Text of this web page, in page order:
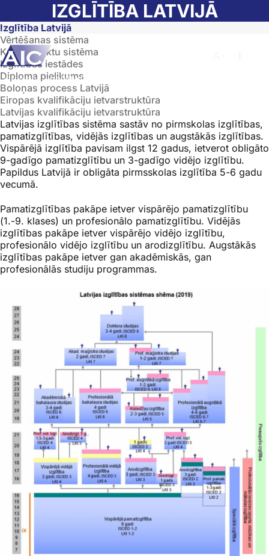
Skip to main content
Sākumlapa ➝ Izglītība Latvijā
IZGLĪTĪBA LATVIJĀ
Izglītība Latvijā
Vērtēšanas sistēma
Kredītpunktu sistēma
Izglītības iestādes
Diploma pielikums
Boloņas process Latvijā
Eiropas kvalifikāciju ietvarstruktūra
Latvijas kvalifikāciju ietvarstruktūra
Latvijas izglītības sistēma sastāv no pirmskolas izglītības,
pamatizglītības, vidējās izglītības un augstākās izglītības.
Vispārējā izglītība pavisam ilgst 12 gadus, ietverot obligāto
9-gadīgo pamatizglītību un 3-gadīgo vidējo izglītību.
Papildus Latvijā ir obligāta pirmsskolas izglītība 5-6 gadu
vecumā.
Pamatizglītības pakāpe ietver vispārējo pamatizglītību
(1.-9. klases) un profesionālo pamatizglītību. Vidējās
izglītības pakāpe ietver vispārējo vidējo izglītību,
profesionālo vidējo izglītību un arodizglītību. Augstākās
izglītības pakāpe ietver gan akadēmiskās, gan
profesionālās studiju programmas.